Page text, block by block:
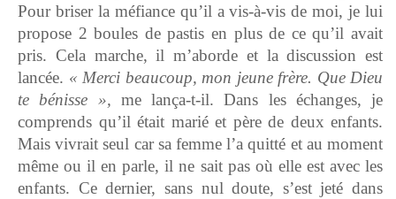
Pour briser la méfiance qu’il a vis-à-vis de moi, je lui
propose 2 boules de pastis en plus de ce qu’il avait
pris. Cela marche, il m’aborde et la discussion est
lancée. « Merci beaucoup, mon jeune frère. Que Dieu
te bénisse », me lança-t-il. Dans les échanges, je
comprends qu’il était marié et père de deux enfants.
Mais vivrait seul car sa femme l’a quitté et au moment
même ou il en parle, il ne sait pas où elle est avec les
enfants. Ce dernier, sans nul doute, s’est jeté dans